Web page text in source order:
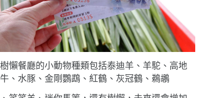
樹懶餐廳的小動物種類包括泰迪羊、羊駝、高地
牛、水豚、金剛鸚鵡、紅鶴、灰冠鶴、鵜鶘